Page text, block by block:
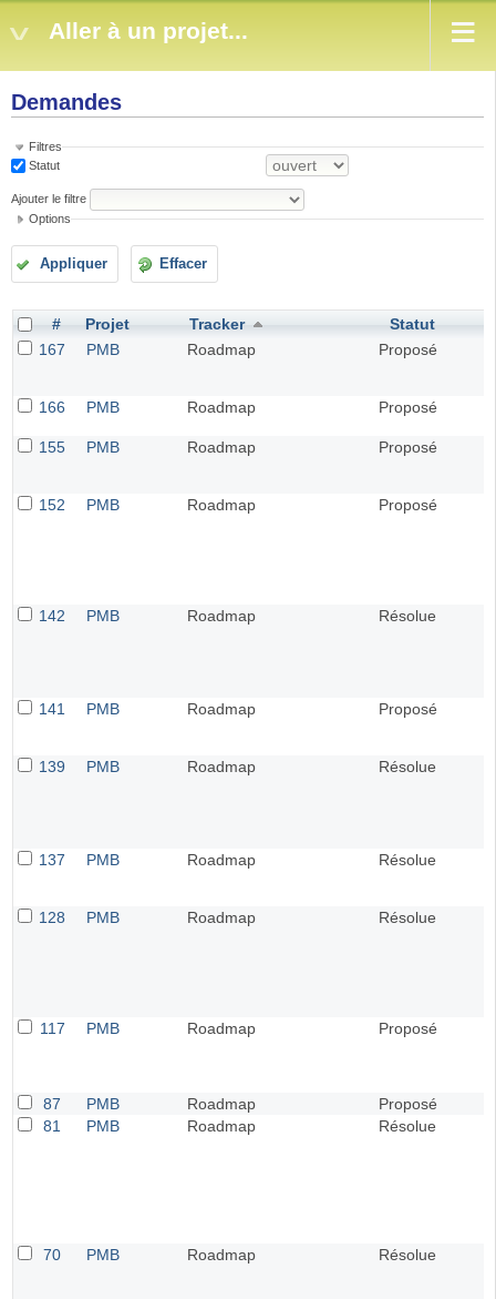
Aller à un projet...
Demandes
Filtres
Statut
Ajouter le filtre
Options
Appliquer Effacer
# Projet Tracker
Statut
167
PMB Roadmap Proposé
166 PMB Roadmap Proposé
155 PMB Roadmap Proposé
152 PMB Roadmap Proposé
142 PMB Roadmap Résolue
141 PMB Roadmap Proposé
139 PMB Roadmap Résolue
137 PMB Roadmap Résolue
128 PMB Roadmap Résolue
117 PMB Roadmap Proposé
87 PMB Roadmap
Proposé
81
PMB Roadmap Résolue
70 PMB Roadmap Résolue